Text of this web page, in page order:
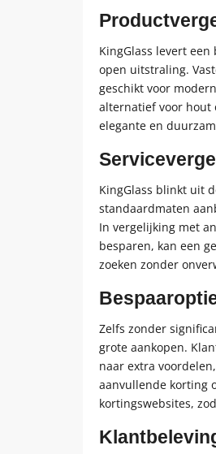
KingGlass levert
open uitstraling.
geschikt voor
alternatief voor hout
elegante en
KingGlass blinkt uit
standaardmaten
In vergelijking met
besparen, kan een
zoeken zonder
Zelfs zonder
grote aankopen.
naar extra
aanvullende korting
kortingswebsites,